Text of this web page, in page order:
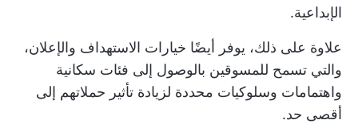
الإبداعية.
علاوة على ذلك، يوفر أيضًا خيارات الاستهداف والإعلان،
والتي تسمح للمسوقين بالوصول إلى فئات سكانية
واهتمامات وسلوكيات محددة لزيادة تأثير حملاتهم إلى
أقصى حد.